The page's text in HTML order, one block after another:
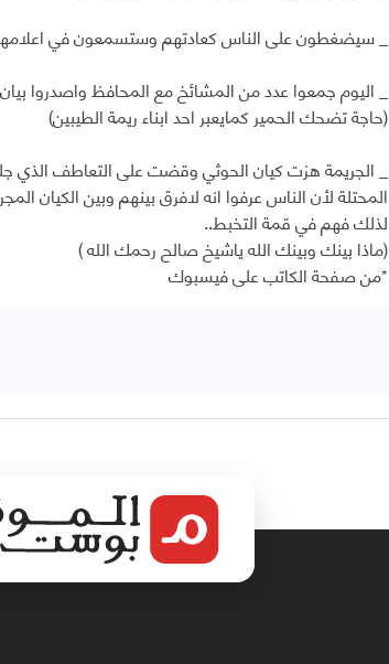
_ سيضغطون على الناس كعادتهم وستسمعون في
_ اليوم جمعوا عدد من المشائخ مع المحافظ واصدروا
(حاجة تضحك الحمير كمايعبر احد ابناء ريمة الطيبين)
_ الجريمة هزت كيان الحوثي وقضت على التعاطف الذي
المحتلة لأن الناس عرفوا انه لافرق بينهم وبين الكيان
لذلك فهم في قمة التخبط..
(ماذا بينك وبينك الله ياشيخ صالح رحمك الله )
*من صفحة الكاتب على فيسبوك